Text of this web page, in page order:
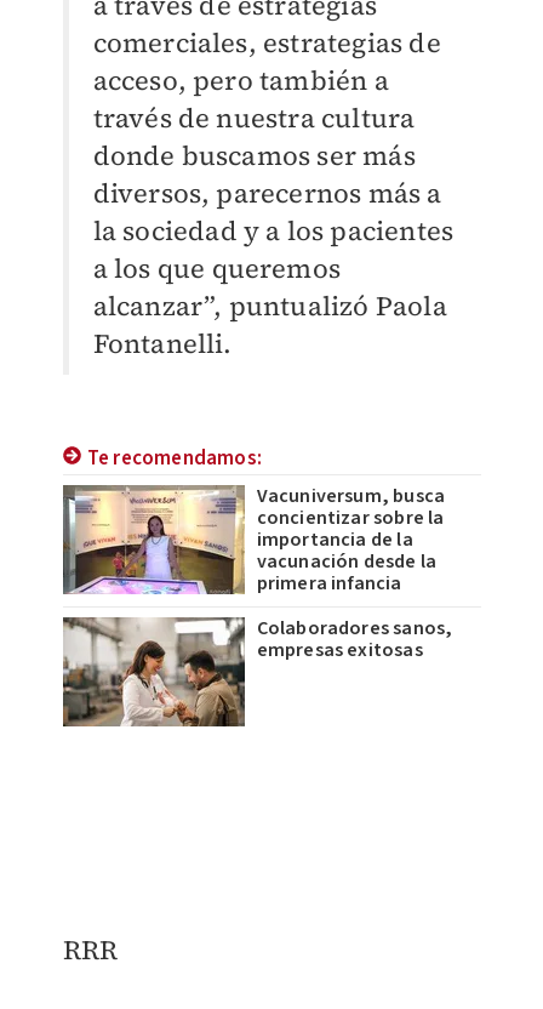
comerciales, estrategias de
acceso, pero también a
través de nuestra cultura
donde buscamos ser más
diversos, parecernos más a
la sociedad y a los pacientes
a los que queremos
alcanzar”, puntualizó Paola
Fontanelli.
Te recomendamos:
Vacuniversum, busca
concientizar sobre la
importancia de la
vacunación desde la
primera infancia
Colaboradores sanos,
empresas exitosas
RRR